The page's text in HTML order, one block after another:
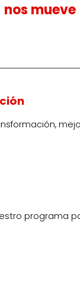
nos mueve
programa